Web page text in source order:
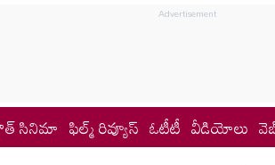
సినిమా ఫిల్మ్ రివ్యూస్ ఓటీటీ వీడియోలు